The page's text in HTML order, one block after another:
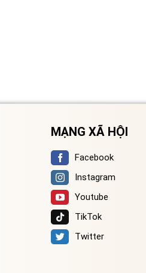
MẠNG XÃ HỘI
Facebook
Instagram
Youtube
TikTok
Twitter